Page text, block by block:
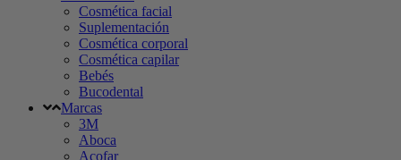
Cosmética facial
Suplementación
Cosmética corporal
Cosmética capilar
Bebés
Bucodental
Marcas
3M
Aboca
Acofar